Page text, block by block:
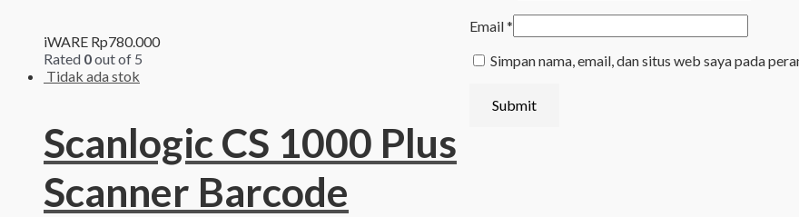
Email*
Simpan nama, email, dan situs web saya pada
iWARE Rp780.000
Rated 0out of 5
Tidak ada stok
Scanlogic CS 1000 Plus
Scanner Barcode